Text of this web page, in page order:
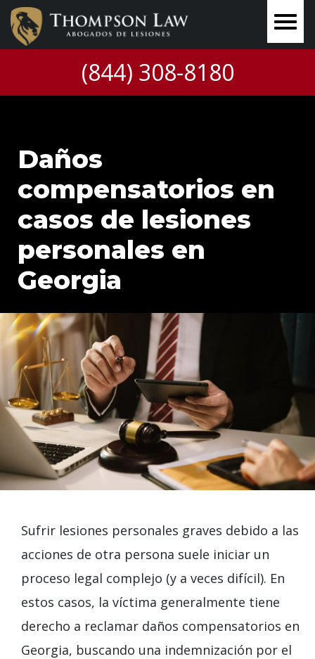
(844) 308-8180
Daños
compensatorios en
casos de lesiones
personales en
Georgia
Sufrir lesiones personales graves debido a las
acciones de otra persona suele iniciar un
proceso legal complejo (y a veces difícil). En
estos casos, la víctima generalmente tiene
derecho a reclamar daños compensatorios en
Georgia, buscando una indemnización por el